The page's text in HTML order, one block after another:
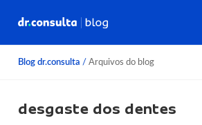
Blog dr.consulta / Arquivos do blog
desgaste dos dentes